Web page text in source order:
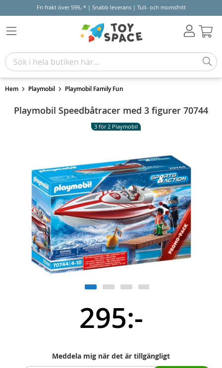
Fri frakt över 599,-* | Snabb leverans | Tull- och momsfritt
Hem Playmobil Playmobil Family Fun
Playmobil Speedbåtracer med 3 figurer 70744
3 för 2 Playmobil
295:-
Meddela mig när det är tillgängligt